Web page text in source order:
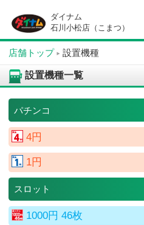
ダイナム
石川小松店（こまつ）
店舗トップ 設置機種
設置機種一覧
パチンコ
4円
1円
スロット